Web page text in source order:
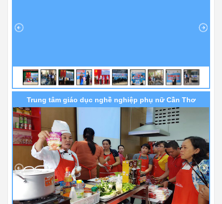
Trung tâm giáo dục nghề nghiệp phụ nữ Cần Thơ